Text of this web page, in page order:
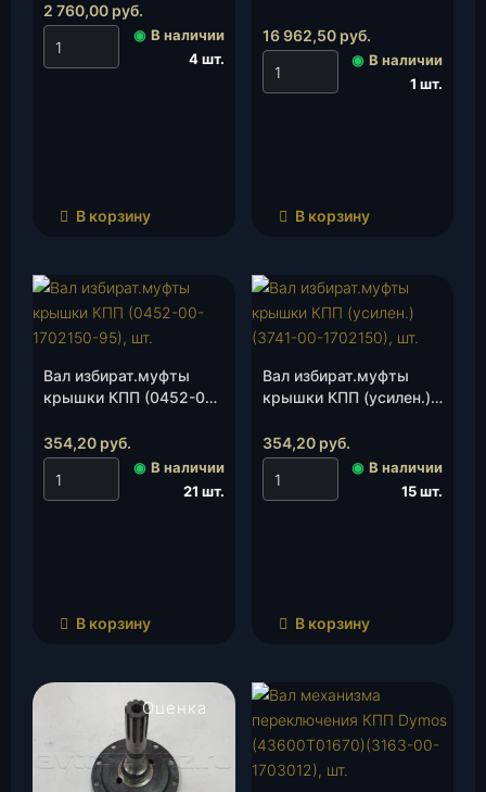
2 760,00 руб.
◉ В наличии
4 шт.
В корзину
шт.
16 962,50 руб.
◉ В наличии
1 шт.
В корзину
Вал избират.муфты
крышки КПП (0452-00-
354,20 руб.
◉ В наличии
21 шт.
В корзину
Вал избират.муфты
крышки КПП (усилен.)
354,20 руб.
◉ В наличии
15 шт.
В корзину
Оценка
4.00